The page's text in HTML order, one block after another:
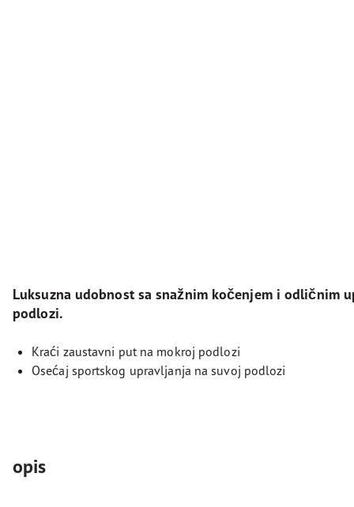
Luksuzna udobnost sa snažnim kočenjem i odličnim
podlozi.
Kraći zaustavni put na mokroj podlozi
Osećaj sportskog upravljanja na suvoj podlozi
opis